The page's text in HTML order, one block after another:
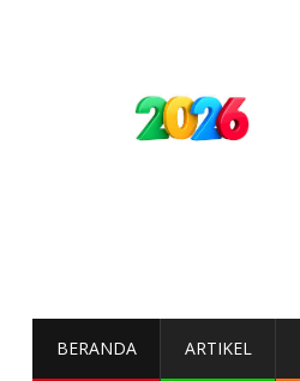
BERANDA ARTIKEL